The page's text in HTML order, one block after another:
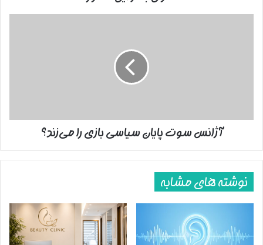
آژانس سوت پایان سیاسی بازی را می‌زند؟
نوشته های مشابه